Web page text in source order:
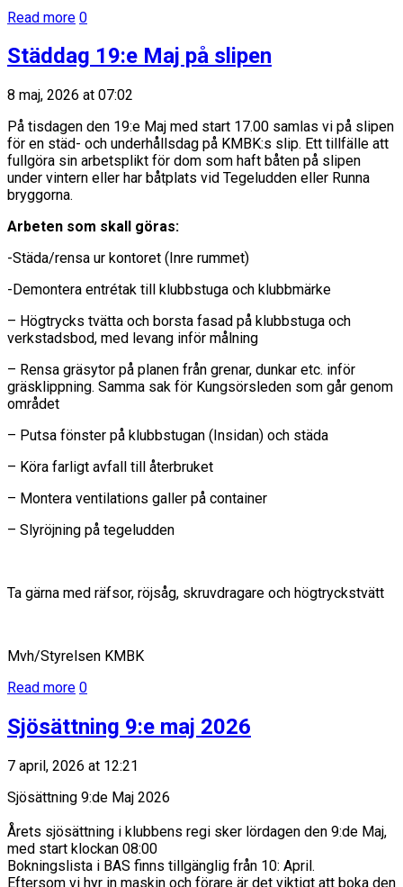
Read more 0
Städdag 19:e Maj på slipen
8 maj, 2026 at 07:02
På tisdagen den 19:e Maj med start 17.00 samlas vi på slipen
för en städ- och underhållsdag på KMBK:s slip. Ett tillfälle att
fullgöra sin arbetsplikt för dom som haft båten på slipen
under vintern eller har båtplats vid Tegeludden eller Runna
bryggorna.
Arbeten som skall göras:
-Städa/rensa ur kontoret (Inre rummet)
-Demontera entrétak till klubbstuga och klubbmärke
– Högtrycks tvätta och borsta fasad på klubbstuga och
verkstadsbod, med levang inför målning
– Rensa gräsytor på planen från grenar, dunkar etc. inför
gräsklippning. Samma sak för Kungsörsleden som går genom
området
– Putsa fönster på klubbstugan (Insidan) och städa
– Köra farligt avfall till återbruket
– Montera ventilations galler på container
– Slyröjning på tegeludden
Ta gärna med räfsor, röjsåg, skruvdragare och högtryckstvätt
Mvh/Styrelsen KMBK
Read more 0
Sjösättning 9:e maj 2026
7 april, 2026 at 12:21
Sjösättning 9:de Maj 2026
Årets sjösättning i klubbens regi sker lördagen den 9:de Maj,
med start klockan 08:00
Bokningslista i BAS finns tillgänglig från 10: April.
Eftersom vi hyr in maskin och förare är det viktigt att boka den